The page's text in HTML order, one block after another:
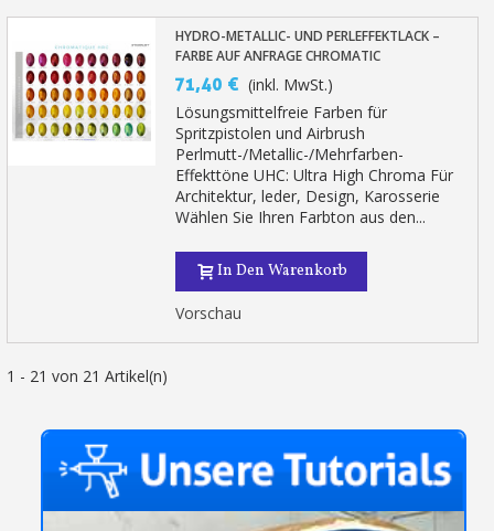
HYDRO-METALLIC- UND PERLEFFEKTLACK –
FARBE AUF ANFRAGE CHROMATIC
71,40 € (inkl. MwSt.)
Lösungsmittelfreie Farben für
Spritzpistolen und Airbrush
Perlmutt-/Metallic-/Mehrfarben-
Effekttöne UHC: Ultra High Chroma Für
Architektur, leder, Design, Karosserie
Wählen Sie Ihren Farbton aus den...
In Den Warenkorb
Vorschau
1 - 21 von 21 Artikel(n)